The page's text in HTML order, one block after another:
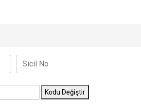
Kodu Değiştir